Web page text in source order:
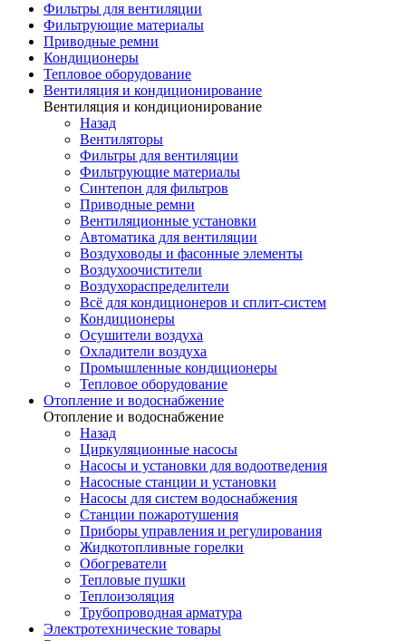
Фильтры для вентиляции
Фильтрующие материалы
Приводные ремни
Кондиционеры
Тепловое оборудование
Вентиляция и кондиционирование
Вентиляция и кондиционирование
Назад
Вентиляторы
Фильтры для вентиляции
Фильтрующие материалы
Синтепон для фильтров
Приводные ремни
Вентиляционные установки
Автоматика для вентиляции
Воздуховоды и фасонные элементы
Воздухоочистители
Воздухораспределители
Всё для кондиционеров и сплит-систем
Кондиционеры
Осушители воздуха
Охладители воздуха
Промышленные кондиционеры
Тепловое оборудование
Отопление и водоснабжение
Отопление и водоснабжение
Назад
Циркуляционные насосы
Насосы и установки для водоотведения
Насосные станции и установки
Насосы для систем водоснабжения
Станции пожаротушения
Приборы управления и регулирования
Жидкотопливные горелки
Обогреватели
Тепловые пушки
Теплоизоляция
Трубопроводная арматура
Электротехнические товары